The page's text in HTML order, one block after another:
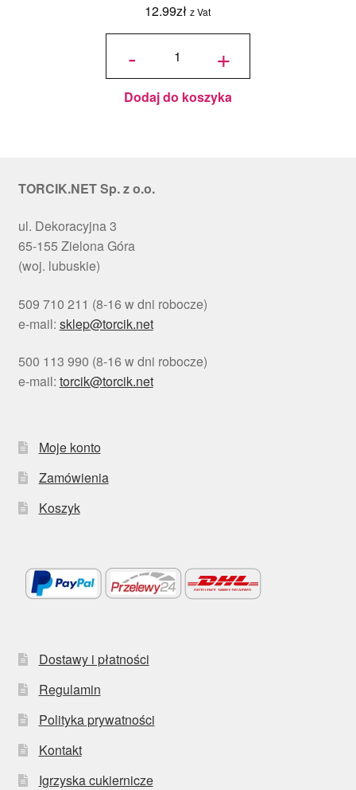
12.99zł z Vat
-
ilość
okrągły
Choinki
Ø 30
cm, h 1
cm - PC
+
Dodaj do koszyka
TORCIK.NET Sp. z o.o.
ul. Dekoracyjna 3
65-155 Zielona Góra
(woj. lubuskie)
509 710 211 (8-16 w dni robocze)
e-mail: sklep@torcik.net
500 113 990 (8-16 w dni robocze)
e-mail: torcik@torcik.net
Moje konto
Zamówienia
Koszyk
Dostawy i płatności
Regulamin
Polityka prywatności
Kontakt
Igrzyska cukiernicze